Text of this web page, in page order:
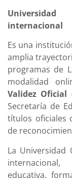
internacional
Es una
amplia
programas de
modalidad
Validez Oficial
Secretaría de
títulos oficiales
de
La Universidad
educativa,